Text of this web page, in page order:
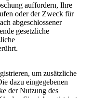
auffordern, Ihre
oder der Zweck für
abgeschlossener
gesetzliche
um zusätzliche
dazu eingegebenen
der Nutzung des